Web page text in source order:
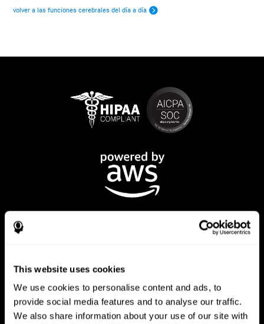
This website uses cookies
We use cookies to personalise content and ads, to
provide social media features and to analyse our traffic.
We also share information about your use of our site with
volver a las funciones cerebrales del día a día
CogniFit App